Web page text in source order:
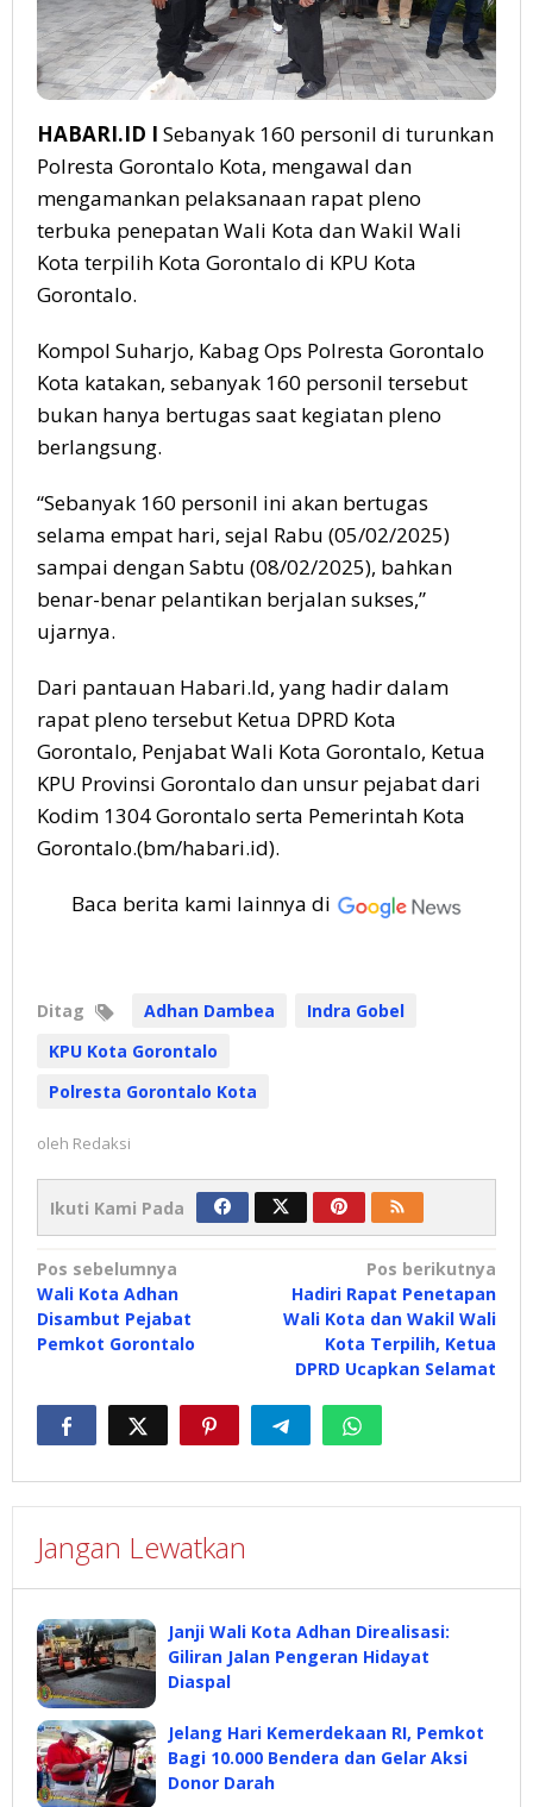
HABARI.ID I Sebanyak 160 personil di turunkan
Polresta Gorontalo Kota, mengawal dan
mengamankan pelaksanaan rapat pleno
terbuka penepatan Wali Kota dan Wakil Wali
Kota terpilih Kota Gorontalo di KPU Kota
Gorontalo.
Kompol Suharjo, Kabag Ops Polresta Gorontalo
Kota katakan, sebanyak 160 personil tersebut
bukan hanya bertugas saat kegiatan pleno
berlangsung.
“Sebanyak 160 personil ini akan bertugas
selama empat hari, sejal Rabu (05/02/2025)
sampai dengan Sabtu (08/02/2025), bahkan
benar-benar pelantikan berjalan sukses,”
ujarnya.
Dari pantauan Habari.Id, yang hadir dalam
rapat pleno tersebut Ketua DPRD Kota
Gorontalo, Penjabat Wali Kota Gorontalo, Ketua
KPU Provinsi Gorontalo dan unsur pejabat dari
Kodim 1304 Gorontalo serta Pemerintah Kota
Gorontalo.(bm/habari.id).
Baca berita kami lainnya di
Ditag Adhan Dambea
Indra Gobel
KPU Kota Gorontalo
Polresta Gorontalo Kota
oleh Redaksi
Ikuti Kami Pada
Navigasi
pos
Pos sebelumnya
Wali Kota Adhan
Disambut Pejabat
Pemkot Gorontalo
Pos berikutnya
Hadiri Rapat Penetapan
Wali Kota dan Wakil Wali
Kota Terpilih, Ketua
DPRD Ucapkan Selamat
Jangan Lewatkan
Janji Wali Kota Adhan Direalisasi:
Giliran Jalan Pengeran Hidayat
Diaspal
Jelang Hari Kemerdekaan RI, Pemkot
Bagi 10.000 Bendera dan Gelar Aksi
Donor Darah